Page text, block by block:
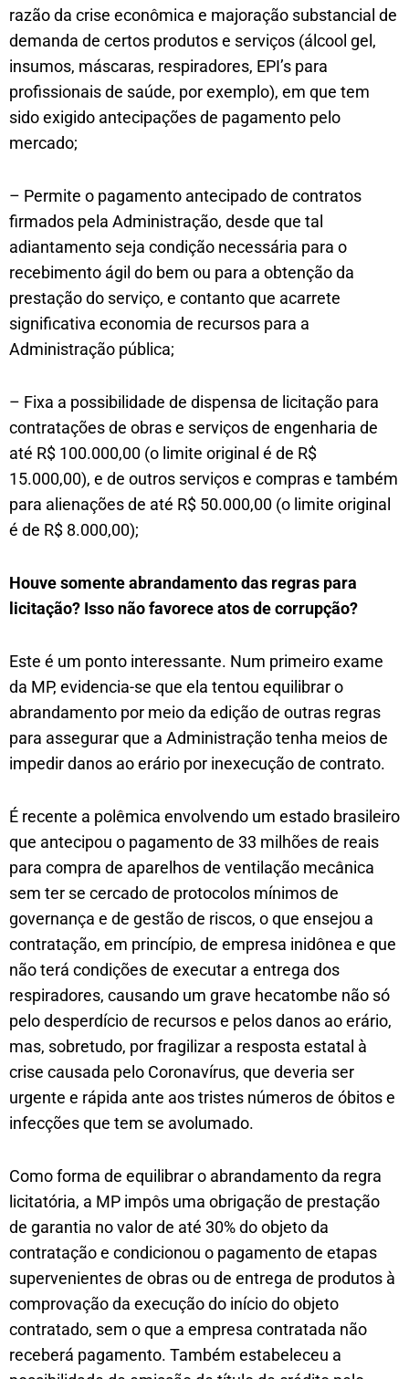
razão da crise econômica e majoração substancial de
demanda de certos produtos e serviços (álcool gel,
insumos, máscaras, respiradores, EPI’s para
profissionais de saúde, por exemplo), em que tem
sido exigido antecipações de pagamento pelo
mercado;
– Permite o pagamento antecipado de contratos
firmados pela Administração, desde que tal
adiantamento seja condição necessária para o
recebimento ágil do bem ou para a obtenção da
prestação do serviço, e contanto que acarrete
significativa economia de recursos para a
Administração pública;
– Fixa a possibilidade de dispensa de licitação para
contratações de obras e serviços de engenharia de
até R$ 100.000,00 (o limite original é de R$
15.000,00), e de outros serviços e compras e também
para alienações de até R$ 50.000,00 (o limite original
é de R$ 8.000,00);
Houve somente abrandamento das regras para
licitação? Isso não favorece atos de corrupção?
Este é um ponto interessante. Num primeiro exame
da MP, evidencia-se que ela tentou equilibrar o
abrandamento por meio da edição de outras regras
para assegurar que a Administração tenha meios de
impedir danos ao erário por inexecução de contrato.
É recente a polêmica envolvendo um estado brasileiro
que antecipou o pagamento de 33 milhões de reais
para compra de aparelhos de ventilação mecânica
sem ter se cercado de protocolos mínimos de
governança e de gestão de riscos, o que ensejou a
contratação, em princípio, de empresa inidônea e que
não terá condições de executar a entrega dos
respiradores, causando um grave hecatombe não só
pelo desperdício de recursos e pelos danos ao erário,
mas, sobretudo, por fragilizar a resposta estatal à
crise causada pelo Coronavírus, que deveria ser
urgente e rápida ante aos tristes números de óbitos e
infecções que tem se avolumado.
Como forma de equilibrar o abrandamento da regra
licitatória, a MP impôs uma obrigação de prestação
de garantia no valor de até 30% do objeto da
contratação e condicionou o pagamento de etapas
supervenientes de obras ou de entrega de produtos à
comprovação da execução do início do objeto
contratado, sem o que a empresa contratada não
receberá pagamento. Também estabeleceu a